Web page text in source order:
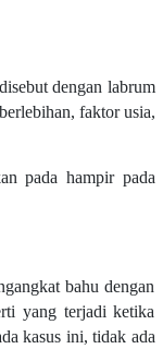
dengan labrum
faktor usia,
pada hampir pada
bahu dengan
yang terjadi ketika
kasus ini, tidak ada